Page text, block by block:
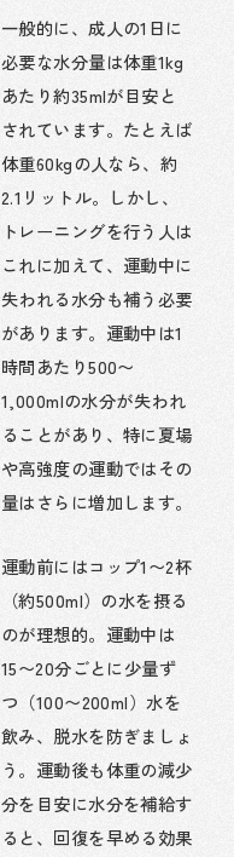
一般的に、成人の1日に
必要な水分量は体重1kg
あたり約35mlが目安と
されています。たとえば
体重60kgの人なら、約
2.1リットル。しかし、
トレーニングを行う人は
これに加えて、運動中に
失われる水分も補う必要
があります。運動中は1
時間あたり500〜
1,000mlの水分が失われ
ることがあり、特に夏場
や高強度の運動ではその
量はさらに増加します。
運動前にはコップ1〜2杯
（約500ml）の水を摂る
のが理想的。運動中は
15〜20分ごとに少量ず
つ（100〜200ml）水を
飲み、脱水を防ぎましょ
う。運動後も体重の減少
分を目安に水分を補給す
ると、回復を早める効果